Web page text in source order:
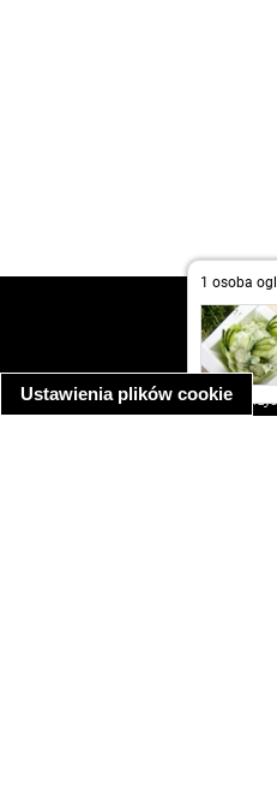
Ustawienia plików cookie
1 osoba
informacja o
informacja o